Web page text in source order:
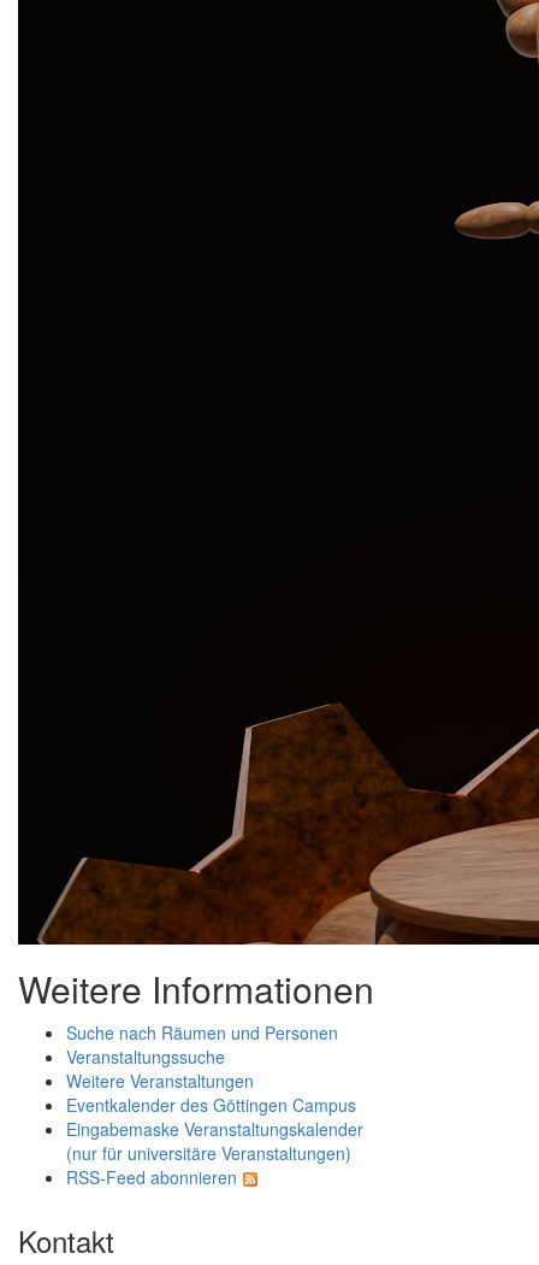
Weitere Informationen
Suche nach Räumen und Personen
Veranstaltungssuche
Weitere Veranstaltungen
Eventkalender des Göttingen Campus
Eingabemaske Veranstaltungskalender
(nur für universitäre Veranstaltungen)
RSS-Feed abonnieren
Kontakt